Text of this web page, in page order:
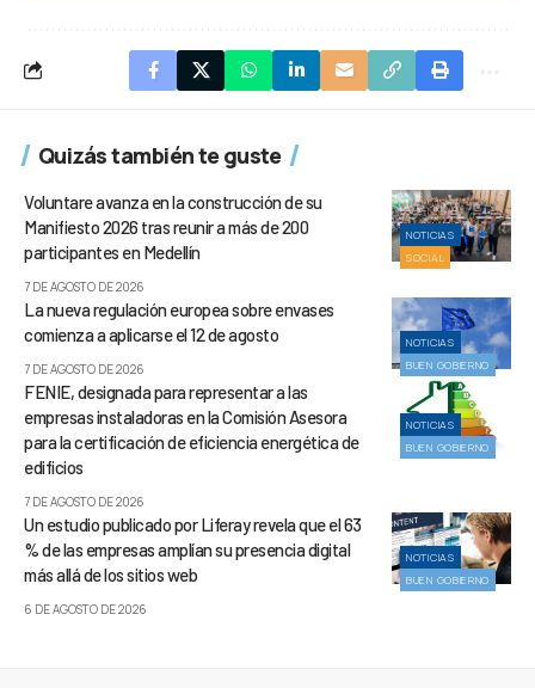
Quizás también te guste
NOTICIAS
SOCIAL
Voluntare avanza en la construcción de su
Manifiesto 2026 tras reunir a más de 200
participantes en Medellín
7 DE AGOSTO DE 2026
NOTICIAS
BUEN GOBIERNO
La nueva regulación europea sobre envases
comienza a aplicarse el 12 de agosto
7 DE AGOSTO DE 2026
NOTICIAS
BUEN GOBIERNO
FENIE, designada para representar a las
empresas instaladoras en la Comisión Asesora
para la certificación de eficiencia energética de
edificios
7 DE AGOSTO DE 2026
NOTICIAS
BUEN GOBIERNO
Un estudio publicado por Liferay revela que el 63
% de las empresas amplían su presencia digital
más allá de los sitios web
6 DE AGOSTO DE 2026